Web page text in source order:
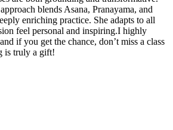
blends Asana, Pranayama, and
enriching practice. She adapts to all
feel personal and inspiring.I highly
if you get the chance, don’t miss a class
is truly a gift!